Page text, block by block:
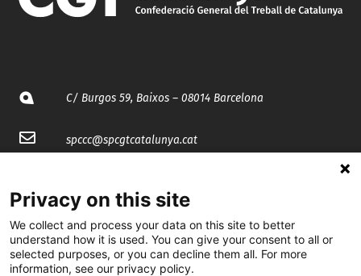
C/ Burgos 59, Baixos – 08014 Barcelona
spccc@spcgtcatalunya.cat
@CGTCatalunya
cgtcatalunya
Privacy on this site
We collect and process your data on this site to better
understand how it is used. You can give your consent to all or
selected purposes, or you can decline them all. For more
information, see our privacy policy.